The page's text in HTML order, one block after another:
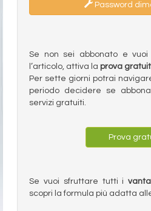
Password
Se non sei abbonato e
l’articolo, attiva la prova
Per sette giorni potrai
periodo decidere se
servizi gratuiti.
Prova
Se vuoi sfruttare tutti i
scopri la formula più adatta